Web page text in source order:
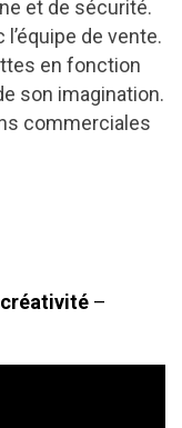
et de sécurité.
de vente.
en fonction
son imagination.
commerciales
–